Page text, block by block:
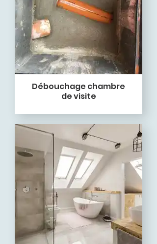
Débouchage chambre
de visite